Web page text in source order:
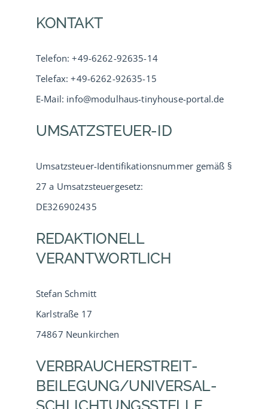
Probewohnen
KONTAKT
Telefon: +49-6262-92635-14
Telefax: +49-6262-92635-15
E-Mail: info@modulhaus-tinyhouse-portal.de
UMSATZSTEUER-ID
Umsatzsteuer-Identifikationsnummer gemäß §
27 a Umsatzsteuergesetz:
DE326902435
REDAKTIONELL
VERANTWORTLICH
Stefan Schmitt
Karlstraße 17
74867 Neunkirchen
VERBRAUCHER­STREIT­
BEILEGUNG/UNIVERSAL­